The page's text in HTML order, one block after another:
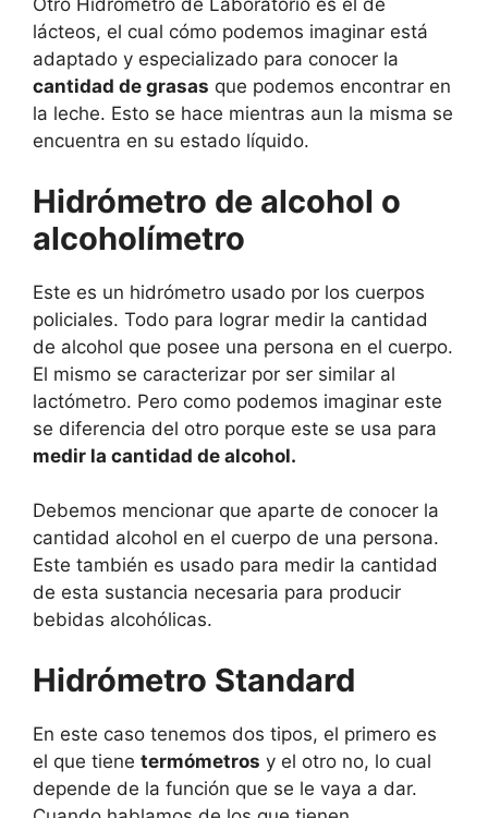
Otro Hidrómetro de Laboratorio es el de
lácteos, el cual cómo podemos imaginar está
adaptado y especializado para conocer la
cantidad de grasas que podemos encontrar en
la leche. Esto se hace mientras aun la misma se
encuentra en su estado líquido.
Hidrómetro de alcohol o
alcoholímetro
Este es un hidrómetro usado por los cuerpos
policiales. Todo para lograr medir la cantidad
de alcohol que posee una persona en el cuerpo.
El mismo se caracterizar por ser similar al
lactómetro. Pero como podemos imaginar este
se diferencia del otro porque este se usa para
medir la cantidad de alcohol.
Debemos mencionar que aparte de conocer la
cantidad alcohol en el cuerpo de una persona.
Este también es usado para medir la cantidad
de esta sustancia necesaria para producir
bebidas alcohólicas.
Hidrómetro Standard
En este caso tenemos dos tipos, el primero es
el que tiene termómetros y el otro no, lo cual
depende de la función que se le vaya a dar.